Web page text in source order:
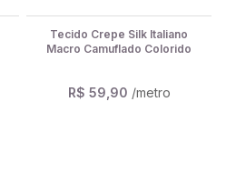
Tecido Crepe Silk Italiano
Macro Camuflado Colorido
R$ 59,90 /metro